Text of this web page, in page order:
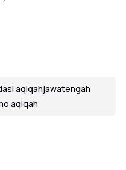
aqiqahjawatengah
aqiqah